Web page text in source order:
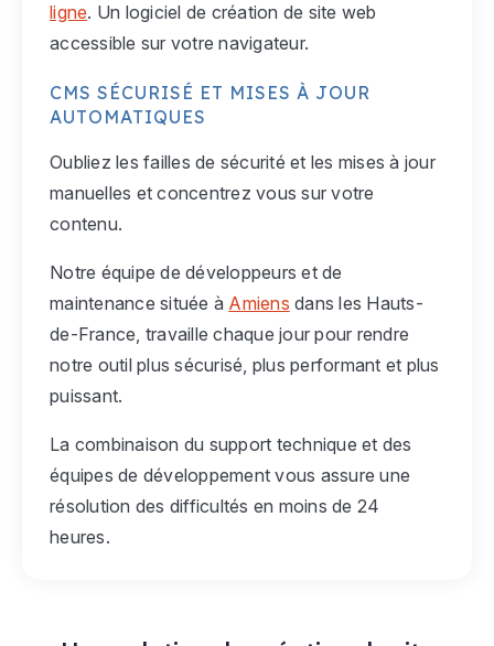
ligne. Un logiciel de création de site web
accessible sur votre navigateur.
CMS SÉCURISÉ ET MISES À JOUR
AUTOMATIQUES
Oubliez les failles de sécurité et les mises à jour
manuelles et concentrez vous sur votre
contenu.
Notre équipe de développeurs et de
maintenance située à Amiens dans les Hauts-
de-France, travaille chaque jour pour rendre
notre outil plus sécurisé, plus performant et plus
puissant.
La combinaison du support technique et des
équipes de développement vous assure une
résolution des difficultés en moins de 24
heures.